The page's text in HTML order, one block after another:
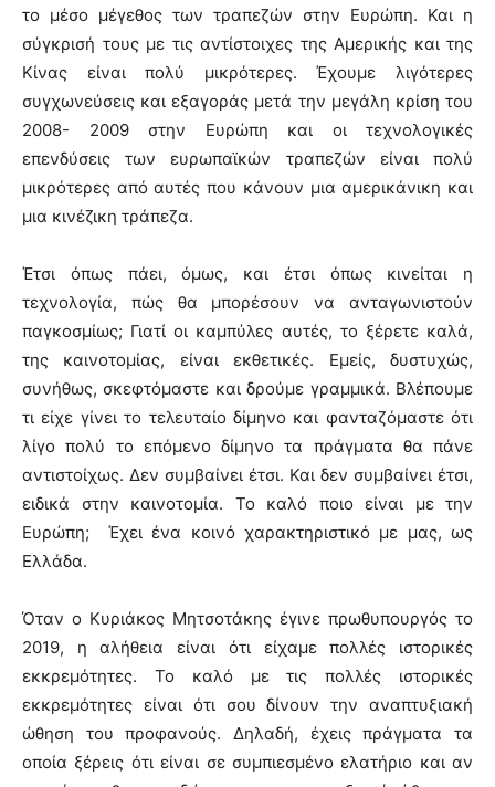
το μέσο μέγεθος των τραπεζών στην Ευρώπη. Και η
σύγκρισή τους με τις αντίστοιχες της Αμερικής και της
Κίνας είναι πολύ μικρότερες. Έχουμε λιγότερες
συγχωνεύσεις και εξαγοράς μετά την μεγάλη κρίση του
2008- 2009 στην Ευρώπη και οι τεχνολογικές
επενδύσεις των ευρωπαϊκών τραπεζών είναι πολύ
μικρότερες από αυτές που κάνουν μια αμερικάνικη και
μια κινέζικη τράπεζα.
Έτσι όπως πάει, όμως, και έτσι όπως κινείται η
τεχνολογία, πώς θα μπορέσουν να ανταγωνιστούν
παγκοσμίως; Γιατί οι καμπύλες αυτές, το ξέρετε καλά,
της καινοτομίας, είναι εκθετικές. Εμείς, δυστυχώς,
συνήθως, σκεφτόμαστε και δρούμε γραμμικά. Βλέπουμε
τι είχε γίνει το τελευταίο δίμηνο και φανταζόμαστε ότι
λίγο πολύ το επόμενο δίμηνο τα πράγματα θα πάνε
αντιστοίχως. Δεν συμβαίνει έτσι. Και δεν συμβαίνει έτσι,
ειδικά στην καινοτομία. Το καλό ποιο είναι με την
Ευρώπη; Έχει ένα κοινό χαρακτηριστικό με μας, ως
Ελλάδα.
Όταν ο Κυριάκος Μητσοτάκης έγινε πρωθυπουργός το
2019, η αλήθεια είναι ότι είχαμε πολλές ιστορικές
εκκρεμότητες. Το καλό με τις πολλές ιστορικές
εκκρεμότητες είναι ότι σου δίνουν την αναπτυξιακή
ώθηση του προφανούς. Δηλαδή, έχεις πράγματα τα
οποία ξέρεις ότι είναι σε συμπιεσμένο ελατήριο και αν